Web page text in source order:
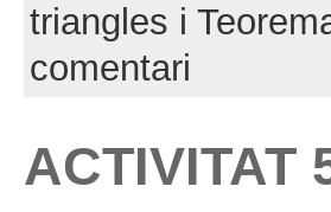
triangles i
comentari
ACTIVITAT